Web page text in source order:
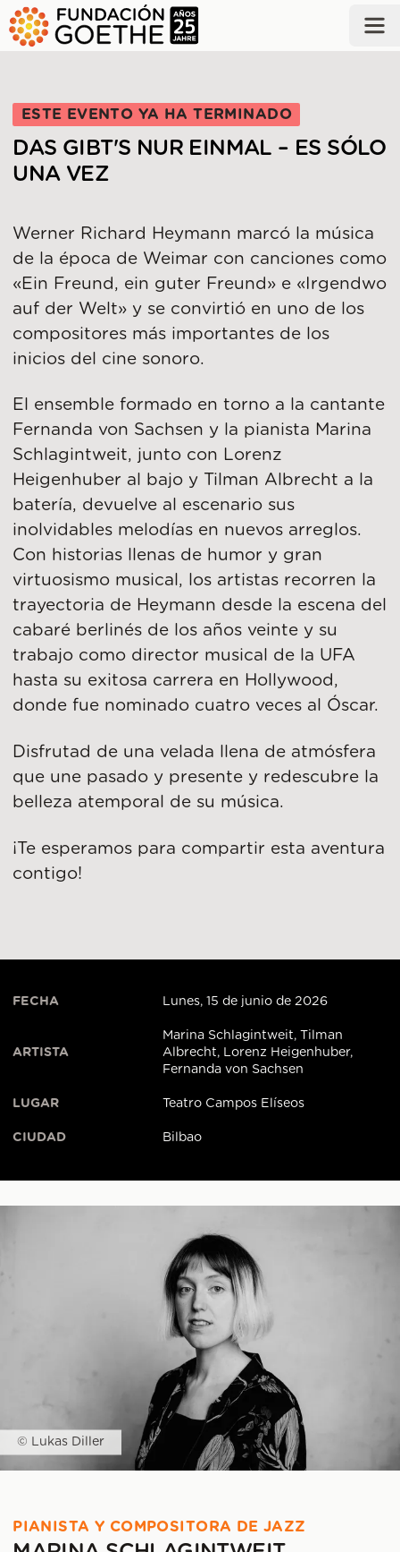
SALTAR AL CONTENIDO PRINCIPAL
ESTE EVENTO YA HA TERMINADO
DAS GIBT'S NUR EINMAL – ES SÓLO
UNA VEZ
Werner Richard Heymann marcó la música
de la época de Weimar con canciones como
«Ein Freund, ein guter Freund» e «Irgendwo
auf der Welt» y se convirtió en uno de los
compositores más importantes de los
inicios del cine sonoro.
El ensemble formado en torno a la cantante
Fernanda von Sachsen y la pianista Marina
Schlagintweit, junto con Lorenz
Heigenhuber al bajo y Tilman Albrecht a la
batería, devuelve al escenario sus
inolvidables melodías en nuevos arreglos.
Con historias llenas de humor y gran
virtuosismo musical, los artistas recorren la
trayectoria de Heymann desde la escena del
cabaré berlinés de los años veinte y su
trabajo como director musical de la UFA
hasta su exitosa carrera en Hollywood,
donde fue nominado cuatro veces al Óscar.
Disfrutad de una velada llena de atmósfera
que une pasado y presente y redescubre la
belleza atemporal de su música.
¡Te esperamos para compartir esta aventura
contigo!
FECHA Lunes, 15 de junio de 2026
ARTISTA
Marina Schlagintweit, Tilman
Albrecht, Lorenz Heigenhuber,
Fernanda von Sachsen
LUGAR Teatro Campos Elíseos
CIUDAD Bilbao
© Lukas Diller
PIANISTA Y COMPOSITORA DE JAZZ